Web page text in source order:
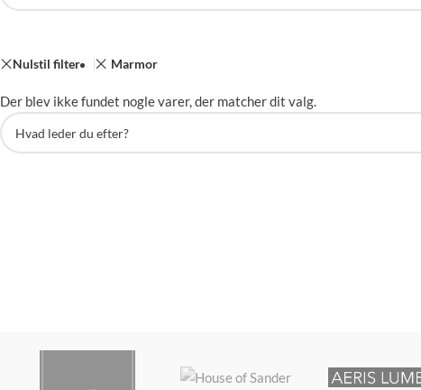
Nulstil filter Marmor
Der blev ikke fundet nogle varer, der matcher dit valg.